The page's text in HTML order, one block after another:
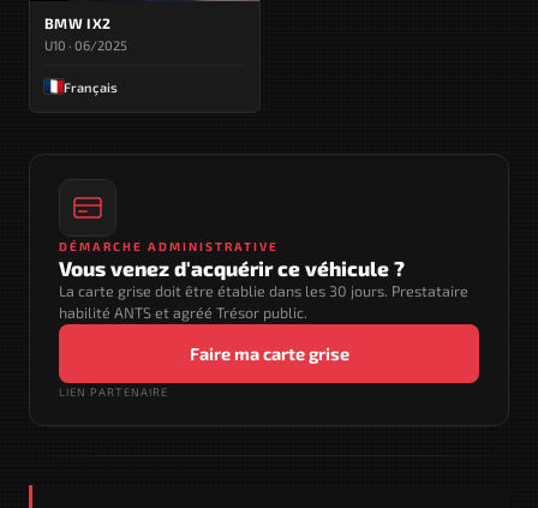
BMW IX2
U10 · 06/2025
Français
DÉMARCHE ADMINISTRATIVE
Vous venez d'acquérir ce véhicule ?
La carte grise doit être établie dans les 30 jours. Prestataire
habilité ANTS et agréé Trésor public.
Faire ma carte grise
LIEN PARTENAIRE